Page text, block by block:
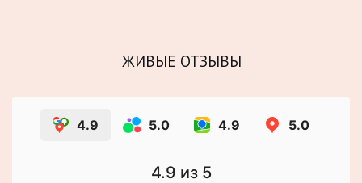
ЖИВЫЕ ОТЗЫВЫ
4.9 5.0 4.9 5.0
4.9 из 5